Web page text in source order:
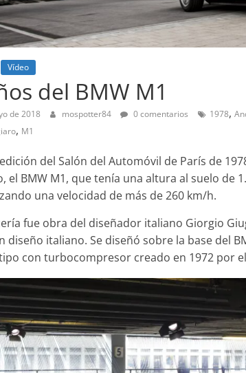
Vídeo
del BMW M1
de 2018 mospotter84 0 comentarios 1978,
, M1
edición del Salón del Automóvil de París de
el BMW M1, que tenía una altura al suelo de
una velocidad de más de 260 km/h.
fue obra del diseñador italiano Giorgio
diseño italiano. Se diseñó sobre la base del
con turbocompresor creado en 1972 por
probamos el Smart
EQ
Clásicos
Clase S Coupé
años de uno de los
Mercedes-Benz
31 de enero de 2022
Seguridad